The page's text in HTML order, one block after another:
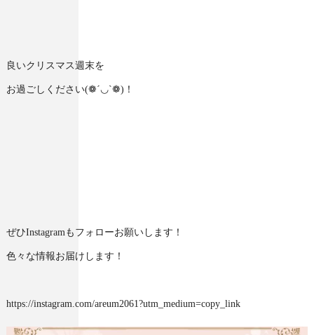
良いクリスマス週末を
お過ごしください(❁´◡`❁)！
ぜひInstagramもフォローお願いします！
色々な情報お届けします！
https://instagram.com/areum2061?utm_medium=copy_link